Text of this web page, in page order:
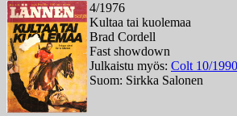
4/1976
Kultaa tai kuolemaa
Brad Cordell
Fast showdown
Julkaistu myös: Colt 10/1990
Suom: Sirkka Salonen